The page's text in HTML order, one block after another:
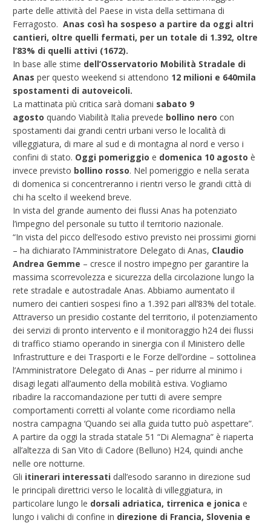
parte delle attività del Paese in vista della settimana di
Ferragosto. Anas così ha sospeso a partire da oggi altri
cantieri, oltre quelli fermati, per un totale di 1.392, oltre
l’83% di quelli attivi (1672).
In base alle stime dell’Osservatorio Mobilità Stradale di
Anas per questo weekend si attendono 12 milioni e 640mila
spostamenti di autoveicoli.
La mattinata più critica sarà domani sabato 9
agosto quando Viabilità Italia prevede bollino nero con
spostamenti dai grandi centri urbani verso le località di
villeggiatura, di mare al sud e di montagna al nord e verso i
confini di stato. Oggi pomeriggio e domenica 10 agosto è
invece previsto bollino rosso. Nel pomeriggio e nella serata
di domenica si concentreranno i rientri verso le grandi città di
chi ha scelto il weekend breve.
In vista del grande aumento dei flussi Anas ha potenziato
l’impegno del personale su tutto il territorio nazionale.
“In vista del picco dell’esodo estivo previsto nei prossimi giorni
– ha dichiarato l’Amministratore Delegato di Anas, Claudio
Andrea Gemme – cresce il nostro impegno per garantire la
massima scorrevolezza e sicurezza della circolazione lungo la
rete stradale e autostradale Anas. Abbiamo aumentato il
numero dei cantieri sospesi fino a 1.392 pari all’83% del totale.
Attraverso un presidio costante del territorio, il potenziamento
dei servizi di pronto intervento e il monitoraggio h24 dei flussi
di traffico stiamo operando in sinergia con il Ministero delle
Infrastrutture e dei Trasporti e le Forze dell’ordine – sottolinea
l’Amministratore Delegato di Anas – per ridurre al minimo i
disagi legati all’aumento della mobilità estiva. Vogliamo
ribadire la raccomandazione per tutti di avere sempre
comportamenti corretti al volante come ricordiamo nella
nostra campagna ‘Quando sei alla guida tutto può aspettare”.
A partire da oggi la strada statale 51 “Di Alemagna” è riaperta
all’altezza di San Vito di Cadore (Belluno) H24, quindi anche
nelle ore notturne.
Gli itinerari interessati dall’esodo saranno in direzione sud
le principali direttrici verso le località di villeggiatura, in
particolare lungo le dorsali adriatica, tirrenica e jonica e
lungo i valichi di confine in direzione di Francia, Slovenia e